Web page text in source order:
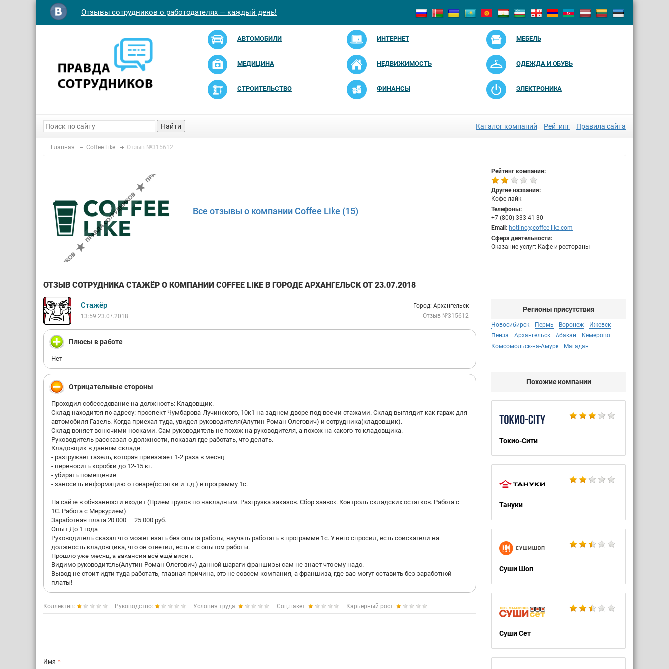
Отзывы сотрудников о работодателях — каждый день!
АВТОМОБИЛИ ИНТЕРНЕТ МЕБЕЛЬ
МЕДИЦИНА НЕДВИЖИМОСТЬ ОДЕЖДА И ОБУВЬ
СТРОИТЕЛЬСТВО ФИНАНСЫ ЭЛЕКТРОНИКА
Найти Каталог компаний Рейтинг Правила сайта
Главная Coffee Like Отзыв №315612
Все отзывы о компании Coffee Like (15)
Рейтинг компании:
Другие названия:
Кофе лайк
Телефоны:
+7 (800) 333-41-30
Email: hotline@coffee-like.com
Сфера деятельности:
Оказание услуг: Кафе и рестораны
ОТЗЫВ СОТРУДНИКА СТАЖЁР О КОМПАНИИ COFFEE LIKE В ГОРОДЕ АРХАНГЕЛЬСК ОТ 23.07.2018
Стажёр
13:59 23.07.2018
Город: Архангельск
Отзыв №315612
Плюсы в работе
Нет
Отрицательные стороны
Проходил собеседование на должность: Кладовщик.
Склад находится по адресу: проспект Чумбарова-Лучинского, 10к1 на заднем дворе под всеми этажами. Склад выглядит как гараж для
автомобиля Газель. Когда приехал туда, увидел руководителя(Алутин Роман Олегович) и сотрудника(кладовщик).
Склад воняет вонючими носками. Сам руководитель не похож на руководителя, а похож на какого-то кладовщика.
Руководитель рассказал о должности, показал где работать, что делать.
Кладовщик в данном складе:
- разгружает газель, которая приезжает 1-2 раза в месяц
- переносить коробки до 12-15 кг.
- убирать помещение
- заносить информацию о товаре(остатки и т.д.) в программу 1с.
На сайте в обязанности входит (Прием грузов по накладным. Разгрузка заказов. Сбор заявок. Контроль складских остатков. Работа с
1С. Работа с Меркурием)
Заработная плата 20 000 — 25 000 руб.
Опыт До 1 года
Руководитель сказал что может взять без опыта работы, научать работать в программе 1с. У него спросил, есть соискатели на
должность кладовщика, что он ответил, есть и с опытом работы.
Прошло уже месяц, а вакансия всё ещё висит.
Видимо руководитель(Алутин Роман Олегович) данной шараги франшизы сам не знает что ему надо.
Вывод не стоит идти туда работать, главная причина, это не совсем компания, а франшиза, где вас могут оставить без заработной
платы!
Коллектив: Руководство: Условия труда: Соц.пакет: Карьерный рост:
Имя
Регионы присутствия
Новосибирск Пермь Воронеж
Ижевск
Пенза
Архангельск Абакан
Кемерово
Комсомольск-на-Амуре
Магадан
Похожие компании
Токио-Сити
Тануки
Суши Шоп
Суши Сет